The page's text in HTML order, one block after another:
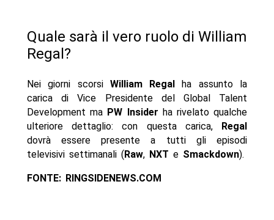
Quale sarà il vero ruolo di William
Regal?
Nei giorni scorsi William Regal
ha assunto la
carica di Vice Presidente del Global Talent
Development ma PW Insider ha rivelato qualche
ulteriore dettaglio: con questa carica,
Regal
dovrà essere presente a tutti gli episodi
televisivi settimanali ( Raw, NXT e Smackdown).
FONTE: RINGSIDENEWS.COM